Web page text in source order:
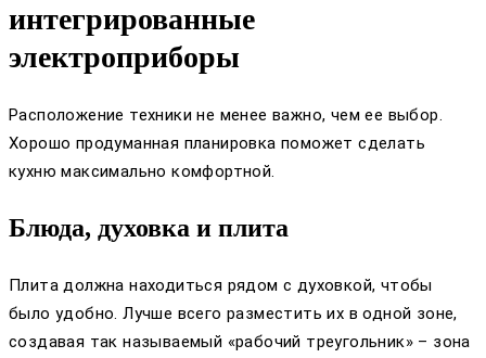
интегрированные
электроприборы
Расположение техники не менее важно, чем ее выбор.
Хорошо продуманная планировка поможет сделать
кухню максимально комфортной.
Блюда, духовка и плита
Плита должна находиться рядом с духовкой, чтобы
было удобно. Лучше всего разместить их в одной зоне,
создавая так называемый «рабочий треугольник» – зона